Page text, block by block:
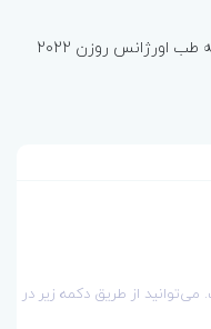
اورژانس روزن 2022
از طریق دکمه زیر در